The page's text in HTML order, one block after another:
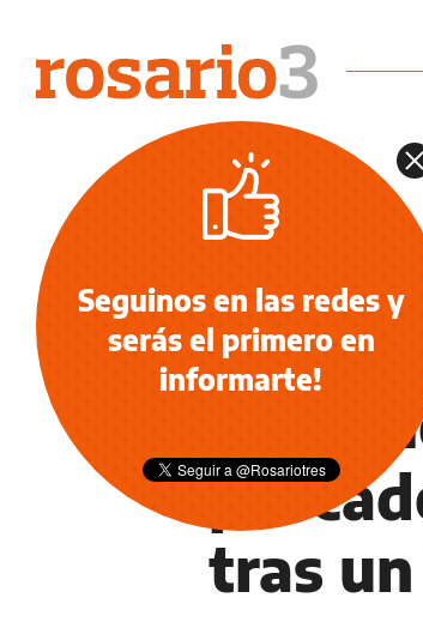
NOTICIAS
Los
tras
Seguinos en las redes y
serás el primero en
informarte!